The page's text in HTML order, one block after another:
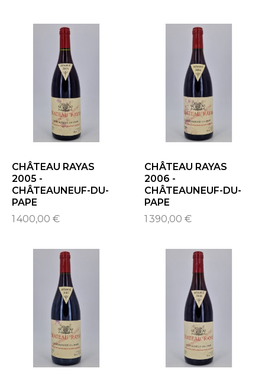
CHÂTEAU RAYAS
2005 -
CHÂTEAUNEUF-DU-
PAPE
1 400,00 €
CHÂTEAU RAYAS
2006 -
CHÂTEAUNEUF-DU-
PAPE
1 390,00 €